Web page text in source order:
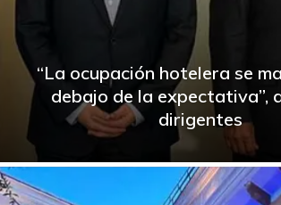
“La ocupación hotelera se
debajo de la expectativa”,
dirigentes